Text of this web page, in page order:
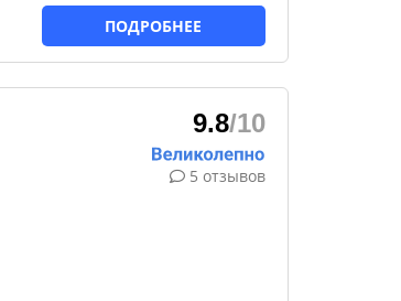
ПОДРОБНЕЕ
9.8/10
5 отзывов